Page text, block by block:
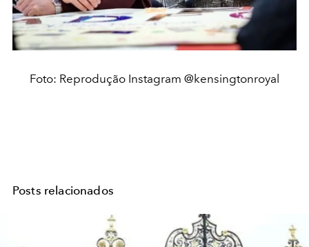
Foto: Reprodução Instagram @kensingtonroyal
Posts relacionados